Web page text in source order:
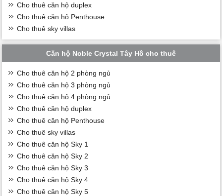
Cho thuê căn hộ duplex
Cho thuê căn hộ Penthouse
Cho thuê sky villas
Căn hộ Noble Crystal Tây Hồ cho thuê
Cho thuê căn hộ 2 phòng ngủ
Cho thuê căn hộ 3 phòng ngủ
Cho thuê căn hộ 4 phòng ngủ
Cho thuê căn hộ duplex
Cho thuê căn hộ Penthouse
Cho thuê sky villas
Cho thuê căn hộ Sky 1
Cho thuê căn hộ Sky 2
Cho thuê căn hộ Sky 3
Cho thuê căn hộ Sky 4
Cho thuê căn hộ Sky 5